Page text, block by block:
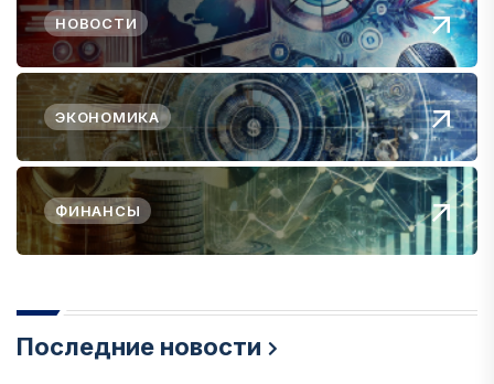
НОВОСТИ
ЭКОНОМИКА
ФИНАНСЫ
Последние новости